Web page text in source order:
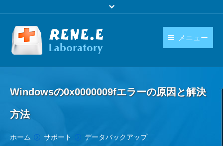
メニュー
ダウンロード
操作ガイド
日本語
language
Windowsの0x0000009fエラーの原因と解決
方法
You are here:
ホーム サポート データバックアップ